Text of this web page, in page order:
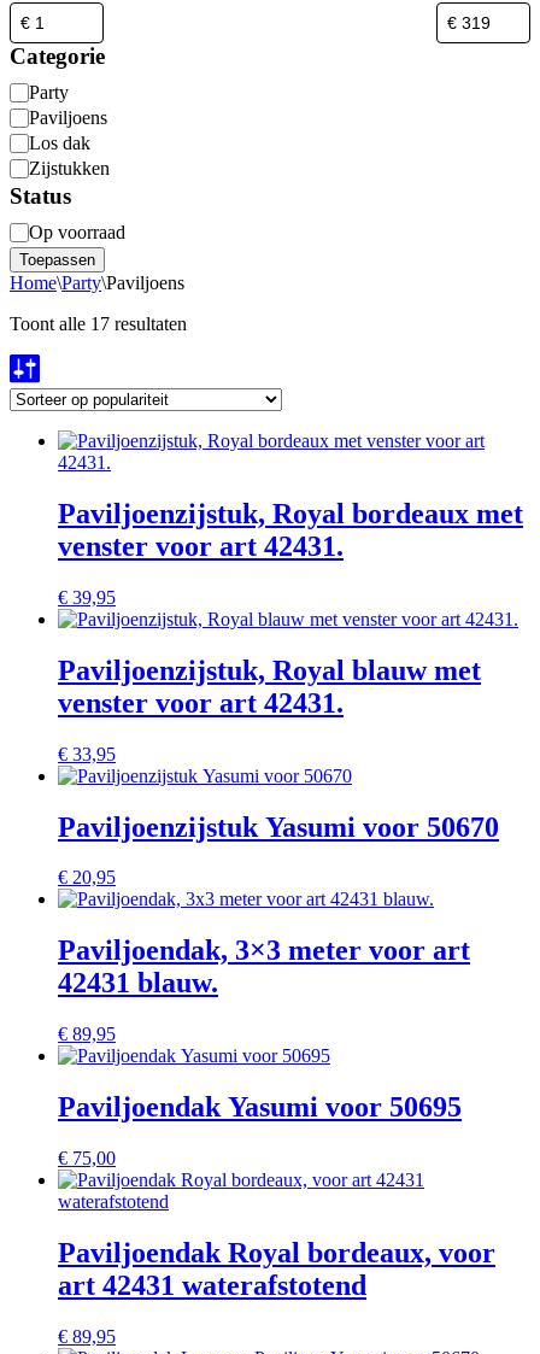
Categorie
Categorie
Party
Paviljoens
Los dak
Zijstukken
Status
Beschikbaarheid
Op voorraad
Toepassen
Home\Party\Paviljoens
Toont alle 17 resultaten
Paviljoenzijstuk, Royal bordeaux met
venster voor art 42431.
€ 39,95
Paviljoenzijstuk, Royal blauw met
venster voor art 42431.
€ 33,95
Paviljoenzijstuk Yasumi voor 50670
€ 20,95
Paviljoendak, 3×3 meter voor art
42431 blauw.
€ 89,95
Paviljoendak Yasumi voor 50695
€ 75,00
Paviljoendak Royal bordeaux, voor
art 42431 waterafstotend
€ 89,95